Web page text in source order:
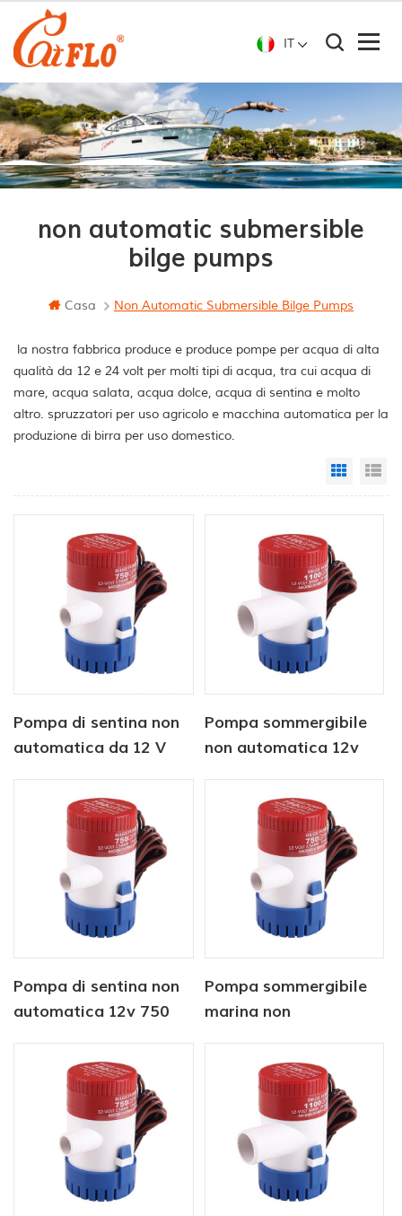
IT
non automatic submersible
bilge pumps
Casa Non Automatic Submersible Bilge Pumps
la nostra fabbrica produce e produce pompe per acqua di alta
qualità da 12 e 24 volt per molti tipi di acqua, tra cui acqua di
mare, acqua salata, acqua dolce, acqua di sentina e molto
altro. spruzzatori per uso agricolo e macchina automatica per la
produzione di birra per uso domestico.
Grid
Pompa di sentina non
automatica da 12 V
Pompa sommergibile
non automatica 12v
Pompa di sentina non
automatica 12v 750
Pompa sommergibile
marina non